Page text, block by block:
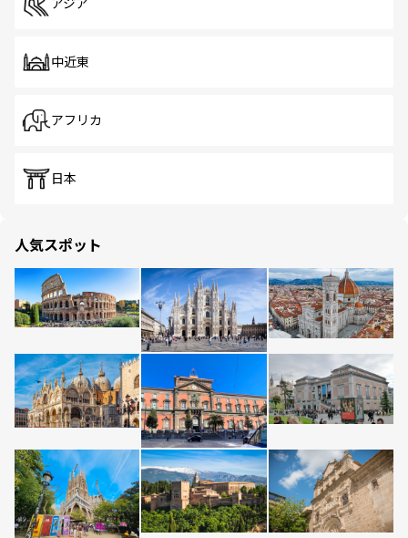
アジア
中近東
アフリカ
日本
人気スポット